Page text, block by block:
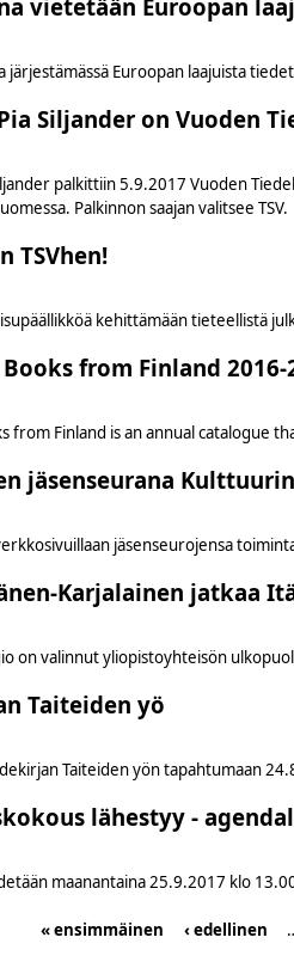
vietetään Euroopan
järjestämässä Euroopan laajuista
Siljander on Vuoden
palkittiin 5.9.2017 Vuoden
Palkinnon saajan valitsee TSV.
TSVhen!
kehittämään tieteellistä
from Finland 2016-
from Finland is an annual catalogue
jäsenseurana
jäsenseurojensa
Karjalainen jatkaa
on valinnut yliopistoyhteisön
Taiteiden yö
Taiteiden yön tapahtumaan
lähestyy -
maanantaina 25.9.2017 klo
« ensimmäinen ‹ edellinen